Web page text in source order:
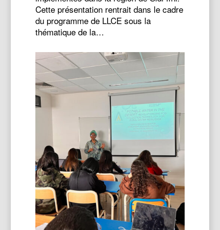
Cette présentation rentrait dans le cadre
du programme de LLCE sous la
thématique de la…